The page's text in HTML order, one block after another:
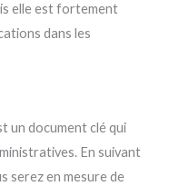
elle est fortement
dans les
un document clé qui
En suivant
serez en mesure de